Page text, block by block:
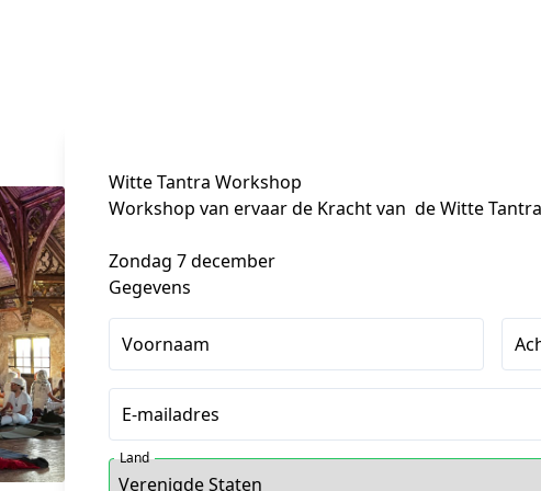
Witte Tantra Workshop
Workshop van ervaar de Kracht van  de Witte
Zondag 7 december
Gegevens
Voornaam
E-mailadres
Land